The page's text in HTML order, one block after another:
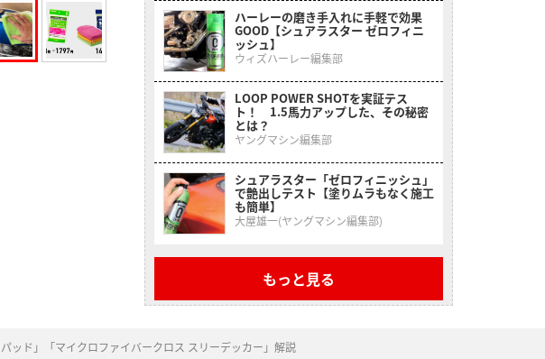
ハーレーの磨き手入れに手軽で効果
GOOD【シュアラスター ゼロフィニ
ッシュ】
ウィズハーレー編集部
LOOP POWER SHOTを実証テス
ト！ 1.5馬力アップした、その秘密
とは？
ヤングマシン編集部
シュアラスター「ゼロフィニッシュ」
で艶出しテスト【塗りムラもなく施工
も簡単】
大屋雄一(ヤングマシン編集部)
もっと見る
ッド」「マイクロファイバークロス スリーデッカー」解説